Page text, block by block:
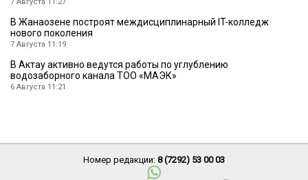
В Жанаозене построят междисциплинарный IT-колледж
нового поколения
7 Августа 11:19
В Актау активно ведутся работы по углублению
водозаборного канала ТОО «МАЭК»
6 Августа 11:21
Номер редакции: 8 (7292) 53 00 03